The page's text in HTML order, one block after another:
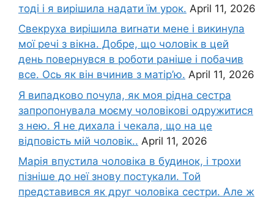
тоді і я вирішила надати їм урок. April 11, 2026
Свекруха вирішила виrнати мене і викинула
мої речі з вікна. Добре, що чоловік в цей
день повернувся в роботи раніше і побачив
все. Ось як він вчинив з матір’ю. April 11, 2026
Я випадково почула, як моя рідна сестра
запропонувала моєму чоловікові одружитися
з нею. Я не дихала і чекала, що на це
відповість мій чоловік.. April 11, 2026
Марія впустила чоловіка в будинок, і трохи
пізніше до неї знову постукали. Той
представився як друг чоловіка сестри. Але ж